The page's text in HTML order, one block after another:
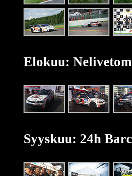
Elokuu:
Syyskuu: 24h